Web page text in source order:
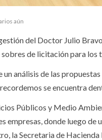
aún
del Doctor Julio
de licitación para
análisis de las
se encuentra
Públicos y Medio
empresas, donde luego de
la Secretaria de Hacienda